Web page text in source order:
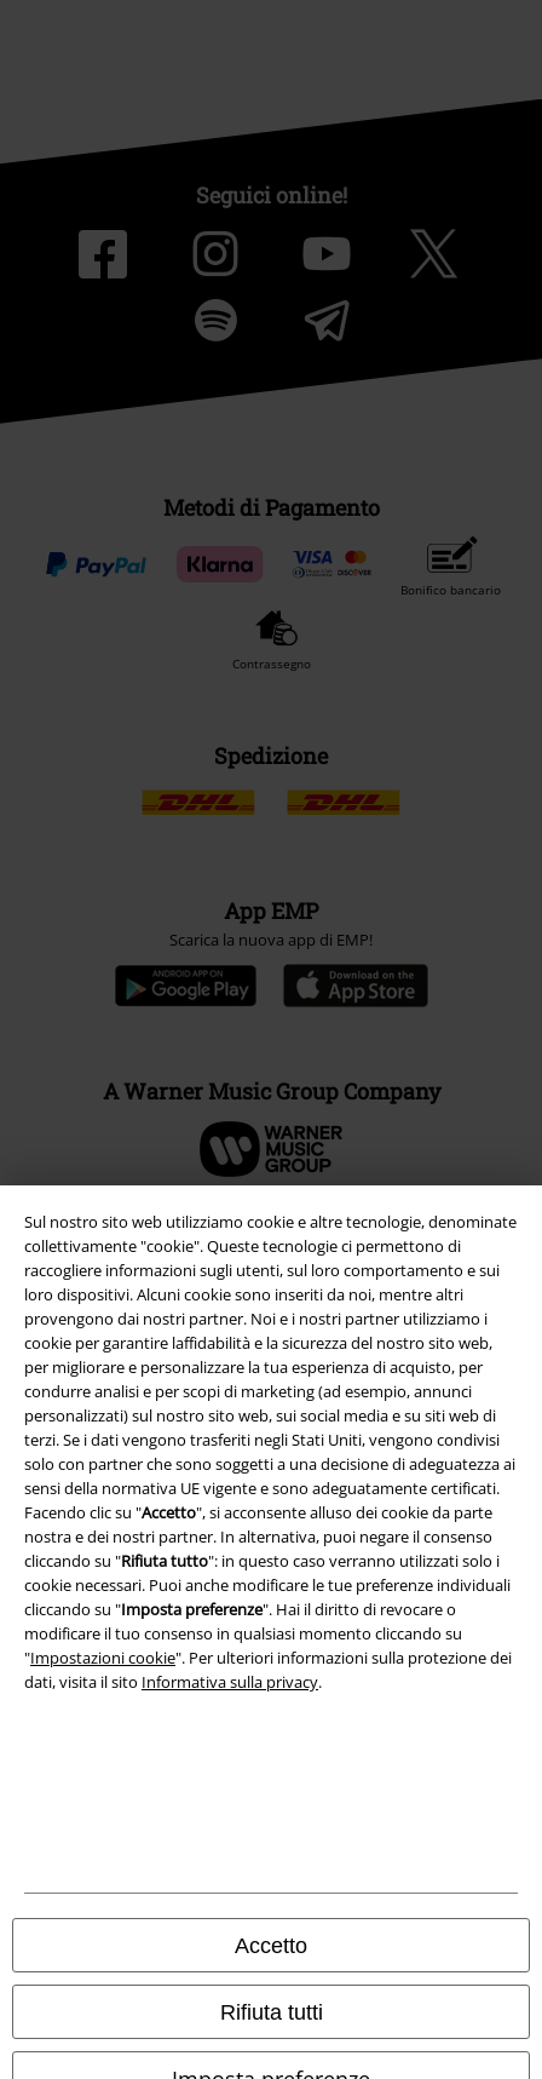
Sul nostro sito web utilizziamo cookie e altre tecnologie, denominate
collettivamente "cookie". Queste tecnologie ci permettono di
raccogliere informazioni sugli utenti, sul loro comportamento e sui
loro dispositivi. Alcuni cookie sono inseriti da noi, mentre altri
provengono dai nostri partner. Noi e i nostri partner utilizziamo i
cookie per garantire laffidabilità e la sicurezza del nostro sito web,
per migliorare e personalizzare la tua esperienza di acquisto, per
condurre analisi e per scopi di marketing (ad esempio, annunci
personalizzati) sul nostro sito web, sui social media e su siti web di
terzi. Se i dati vengono trasferiti negli Stati Uniti, vengono condivisi
solo con partner che sono soggetti a una decisione di adeguatezza ai
sensi della normativa UE vigente e sono adeguatamente certificati.
Facendo clic su "Accetto", si acconsente alluso dei cookie da parte
nostra e dei nostri partner. In alternativa, puoi negare il consenso
cliccando su "Rifiuta tutto": in questo caso verranno utilizzati solo i
cookie necessari. Puoi anche modificare le tue preferenze individuali
cliccando su "Imposta preferenze". Hai il diritto di revocare o
modificare il tuo consenso in qualsiasi momento cliccando su
"Impostazioni cookie". Per ulteriori informazioni sulla protezione dei
dati, visita il sito Informativa sulla privacy.
Accetto
Rifiuta tutti
Seguici online!
Metodi di Pagamento
Bonifico bancario
Contrassegno
Spedizione
App EMP
Scarica la nuova app di EMP!
A Warner Music Group Company
Info legali
Termini & Condizioni
Redazione
Legge sulla Privacy
Smaltimento rifiuti e protezione dell’ambiente
I prezzi sono IVA compresa. Spese ditrasporto escluse
© 1986-2026 EMP Mailorder Italia S.r.l.